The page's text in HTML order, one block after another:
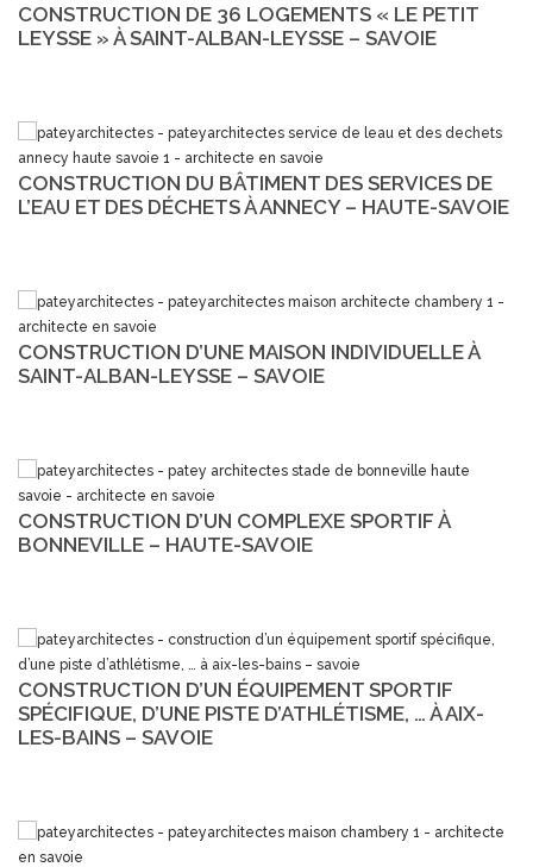
CONSTRUCTION DE 36 LOGEMENTS « LE PETIT
LEYSSE » À SAINT-ALBAN-LEYSSE – SAVOIE
CONSTRUCTION DU BÂTIMENT DES SERVICES DE
L’EAU ET DES DÉCHETS À ANNECY – HAUTE-SAVOIE
CONSTRUCTION D’UNE MAISON INDIVIDUELLE À
SAINT-ALBAN-LEYSSE – SAVOIE
CONSTRUCTION D’UN COMPLEXE SPORTIF À
BONNEVILLE – HAUTE-SAVOIE
CONSTRUCTION D’UN ÉQUIPEMENT SPORTIF
SPÉCIFIQUE, D’UNE PISTE D’ATHLÉTISME, … À AIX-
LES-BAINS – SAVOIE